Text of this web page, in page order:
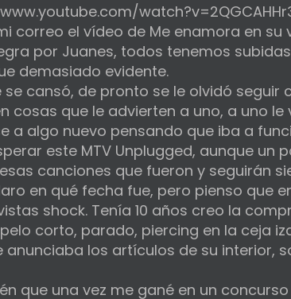
correo el vídeo de Me enamora en su
por Juanes, todos tenemos
demasiado evidente.
se cansó, de pronto se le olvidó
cosas que le advierten a uno, a uno
a algo nuevo pensando que iba a
este MTV Unplugged, aunque un
canciones que fueron y seguirán
en qué fecha fue, pero pienso que
shock. Tenía 10 años creo la
corto, parado, piercing en la ceja
anunciaba los artículos de su interior,
que una vez me gané en un